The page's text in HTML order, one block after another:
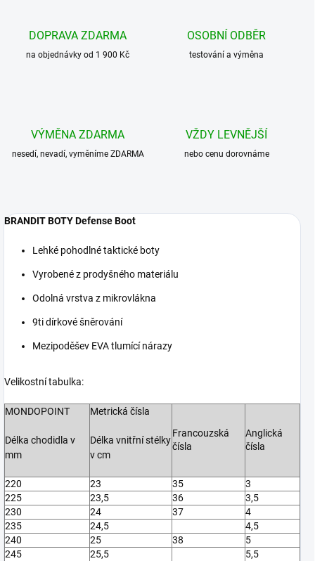
DOPRAVA ZDARMA
na objednávky od 1 900 Kč
OSOBNÍ ODBĚR
testování a výměna
VÝMĚNA ZDARMA
nesedí, nevadí, vyměníme ZDARMA
VŽDY LEVNĚJŠÍ
nebo cenu dorovnáme
BRANDIT BOTY Defense Boot
Lehké pohodlné taktické boty
Vyrobené z prodyšného materiálu
Odolná vrstva z mikrovlákna
9ti dírkové šněrování
Mezipoděšev EVA tlumící nárazy
Velikostní tabulka:
MONDOPOINT
Délka chodidla v
mm
Metrická čísla
Délka vnitřní stélky
v cm
Francouzská
čísla
Anglická
čísla
220 23 35
3
225
23,5 36
3,5
230
24 37
4
235
24,5
4,5
240
25 38
5
245
25,5
5,5